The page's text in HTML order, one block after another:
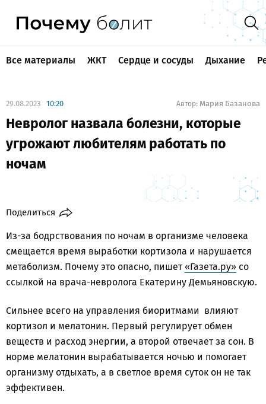
Все материалы ЖКТ Сердце и сосуды Дыхание
29.08.2023 10:20 Автор: Мария Базанова
Невролог назвала болезни, которые
угрожают любителям работать по
ночам
Поделиться
Из-за бодрствования по ночам в организме человека
смещается время выработки кортизола и нарушается
метаболизм. Почему это опасно, пишет«Газета.ру» со
ссылкой на врача-невролога Екатерину Демьяновскую.
Сильнее всего на управления биоритмами влияют
кортизол и мелатонин. Первый регулирует обмен
веществ и расход энергии, а второй отвечает за сон. В
норме мелатонин вырабатывается ночью и помогает
организму отдыхать, а в светлое время суток он не так
эффективен.